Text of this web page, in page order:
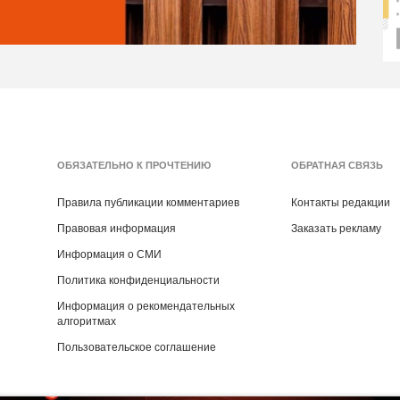
ОБЯЗАТЕЛЬНО К ПРОЧТЕНИЮ
Правила публикации комментариев
Правовая информация
Информация о СМИ
Политика конфиденциальности
Информация о рекомендательных
алгоритмах
Пользовательское соглашение
ОБРАТНАЯ СВЯЗЬ
Контакты редакции
Заказать рекламу